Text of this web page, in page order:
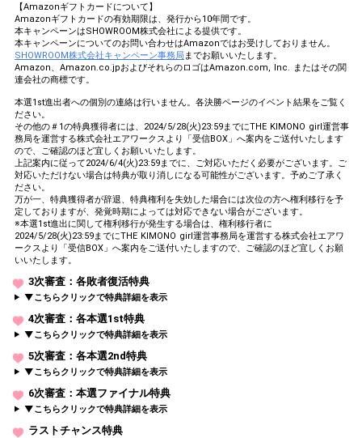
【Amazonギフトカードについて】
Amazonギフトカードの有効期限は、発行から10年間です。
本キャンペーンはSHOWROOM株式会社による提供です。
本キャンペーンについてのお問い合わせはAmazonではお受けしておりません。
SHOWROOM株式会社キャンペーン事務局 までお願いいたします。
Amazon、Amazon.co.jpおよびそれらのロゴはAmazon.com, Inc. またはその関
連会社の商標です。
本選1st進出者への個別の連絡は行いません。各決勝ページのイベント結果をご覧く
ださい。
その他の＃1の特典獲得者には、2024/5/28(火)23:59までにTHE KIMONO girl運営事
務局を運営する株式会社エアワークスより「受信BOX」へ案内をご送付いたします
ので、ご確認のほど宜しくお願いいたします。
上記案内に従って2024/6/4(火)23:59までに、ご対応いただく必要がございます。ご
対応いただけない場合は特典が取り消しになる可能性がございます。予めご了承く
ださい。
万が一、特典獲得者が辞退、特典権利を失効した場合には次位の方へ権利移行を予
定しておりますが、発覚時期によっては対応できない場合がございます。
※本選1st進出に関して権利移行が発生する場合は、権利移行者に
2024/5/28(火)23:59までにTHE KIMONO girl運営事務局を運営する株式会社エアワ
ークスより「受信BOX」へ案内をご送付いたしますので、ご確認のほど宜しくお願
いいたします。
3次審査：各敗者復活特典
▼こちらクリックで特典詳細を表示
4次審査：各本選1st特典
▼こちらクリックで特典詳細を表示
5次審査：各本選2nd特典
▼こちらクリックで特典詳細を表示
6次審査：本選ファイナル特典
▼こちらクリックで特典詳細を表示
ラストチャンス特典